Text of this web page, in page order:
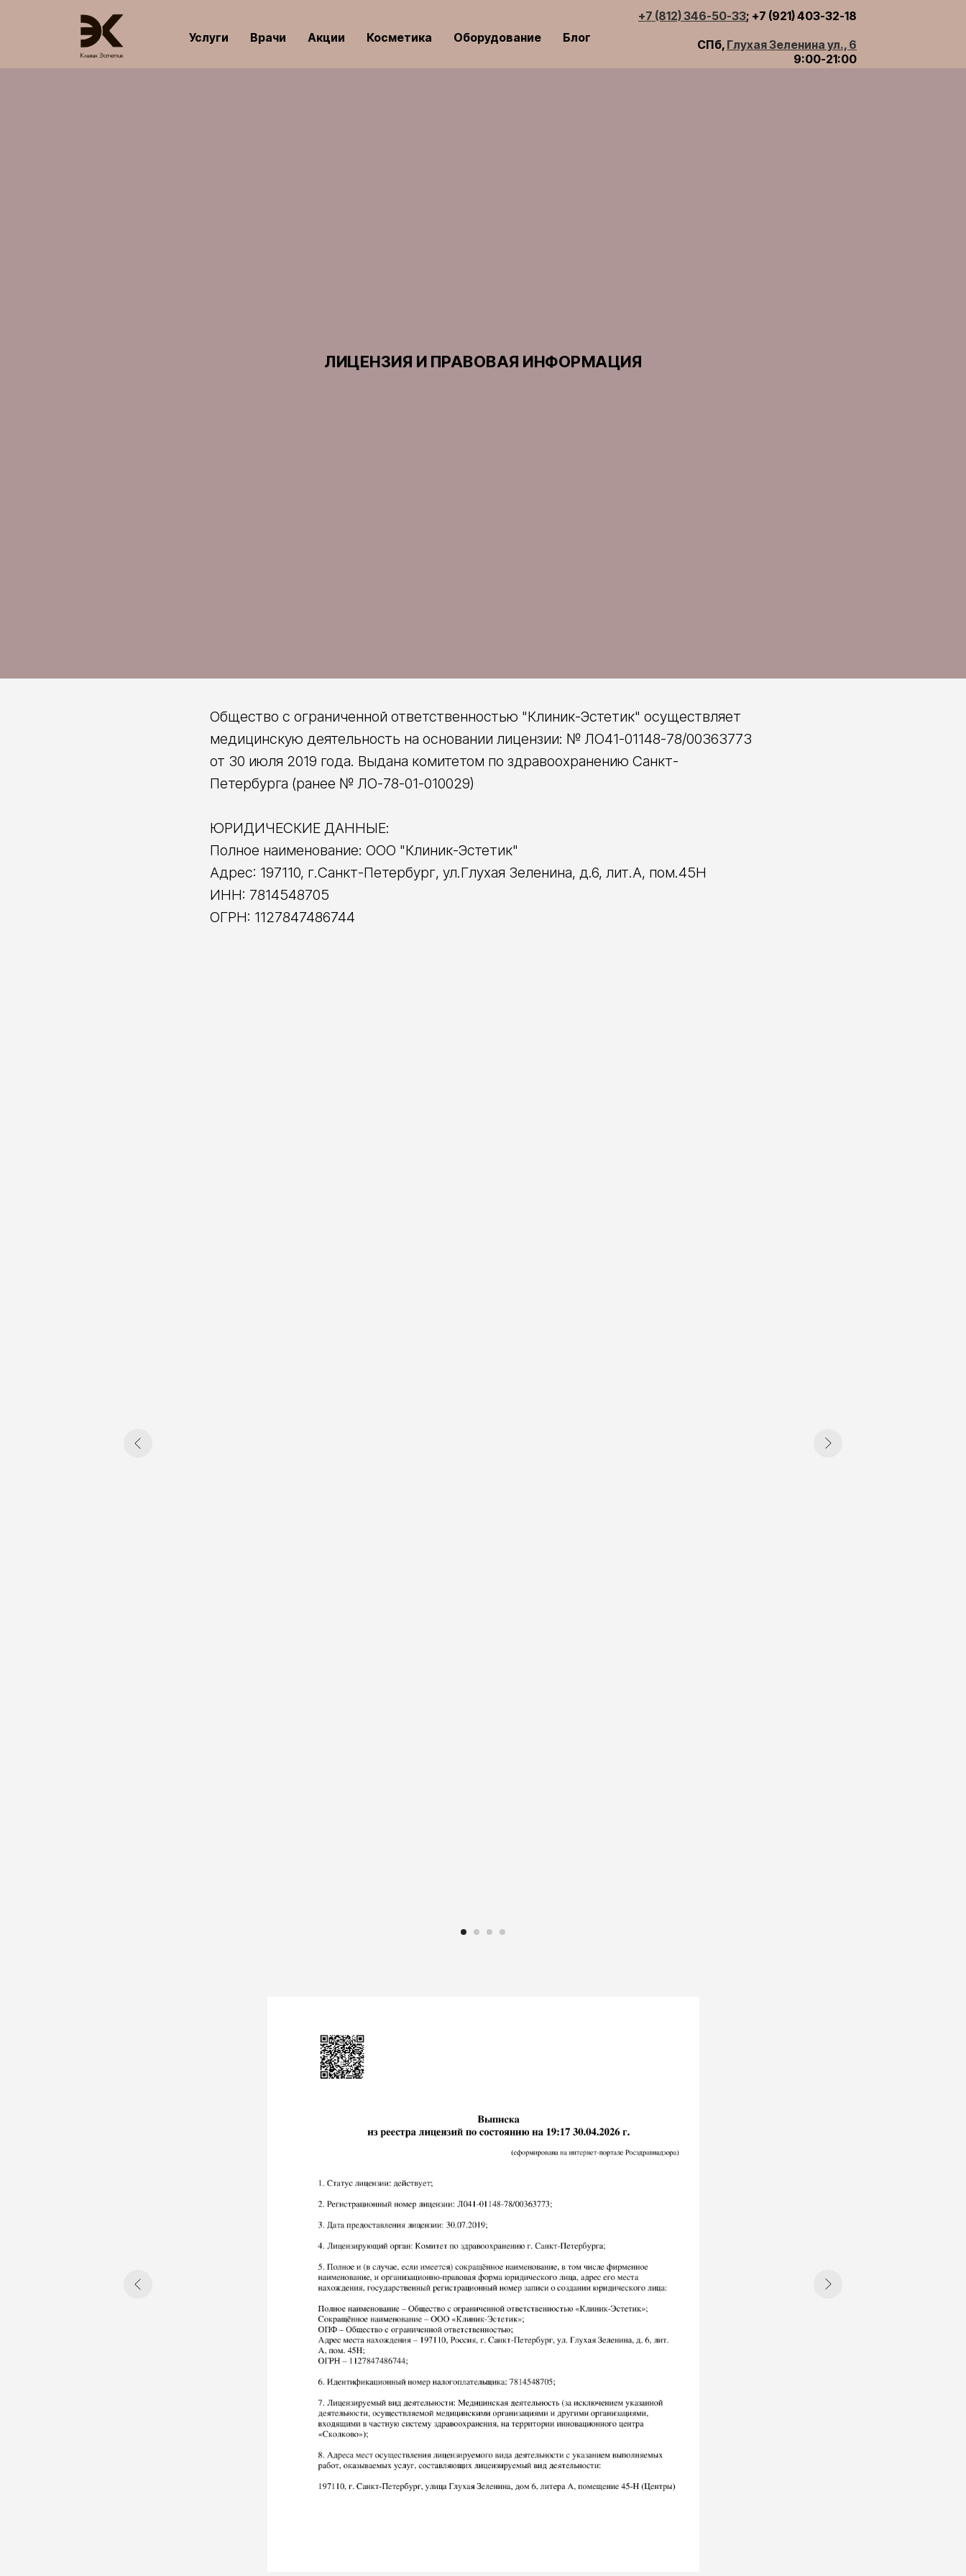
Услуги Врачи Акции Косметика Оборудование Блог
+7 (812) 346-50-33; +7 (921) 403-32-18
СПб, Глухая Зеленина ул., 6
9:00-21:00
ЛИЦЕНЗИЯ И ПРАВОВАЯ ИНФОРМАЦИЯ
Общество с ограниченной ответственностью "Клиник-Эстетик" осуществляет
медицинскую деятельность на основании лицензии: № ЛО41-01148-78/00363773
от 30 июля 2019 года. Выдана комитетом по здравоохранению Санкт-
Петербурга (ранее № ЛО-78-01-010029)
ЮРИДИЧЕСКИЕ ДАННЫЕ:
Полное наименование: ООО "Клиник-Эстетик"
Адрес: 197110, г.Санкт-Петербург, ул.Глухая Зеленина, д.6, лит.А, пом.45Н
ИНН: 7814548705
ОГРН: 1127847486744